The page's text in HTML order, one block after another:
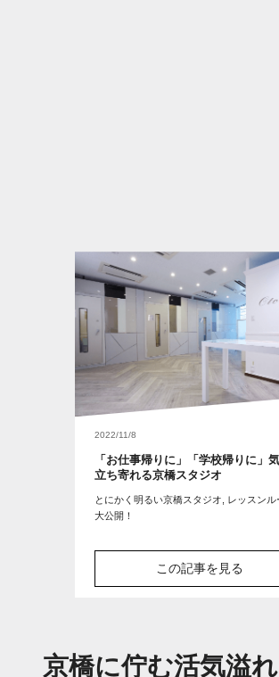
2022/11/8
「お仕事帰りに」「学校帰りに」
立ち寄れる京橋スタジオ
とにかく明るい京橋スタジオ, レッスンル
大公開！
この記事を見る
京橋に佇む活気溢